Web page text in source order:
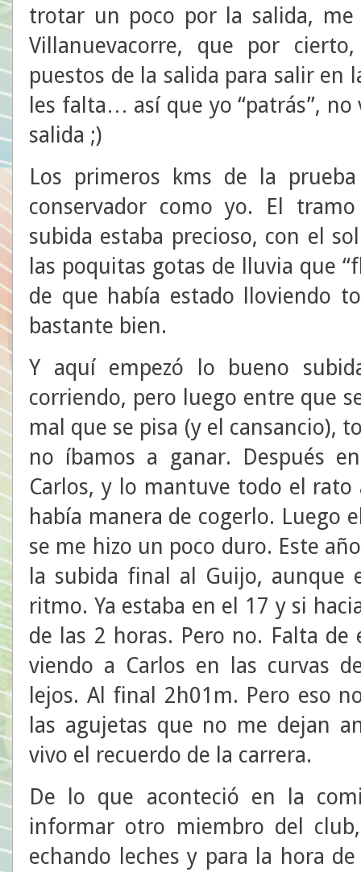
trotar un poco por la salida,
Villanuevacorre, que por
puestos de la salida para salir en
les falta… así que yo “patrás”,
salida ;)
Los primeros kms de la
conservador como yo. El
subida estaba precioso, con el
las poquitas gotas de lluvia que
de que había estado lloviendo
bastante bien.
Y aquí empezó lo bueno
corriendo, pero luego entre que
mal que se pisa (y el cansancio),
no íbamos a ganar. Después
Carlos, y lo mantuve todo el
había manera de cogerlo. Luego
se me hizo un poco duro. Este
la subida final al Guijo, aunque
ritmo. Ya estaba en el 17 y si
de las 2 horas. Pero no. Falta
viendo a Carlos en las curvas
lejos. Al final 2h01m. Pero eso
las agujetas que no me dejan
vivo el recuerdo de la carrera.
De lo que aconteció en la
informar otro miembro del
echando leches y para la hora